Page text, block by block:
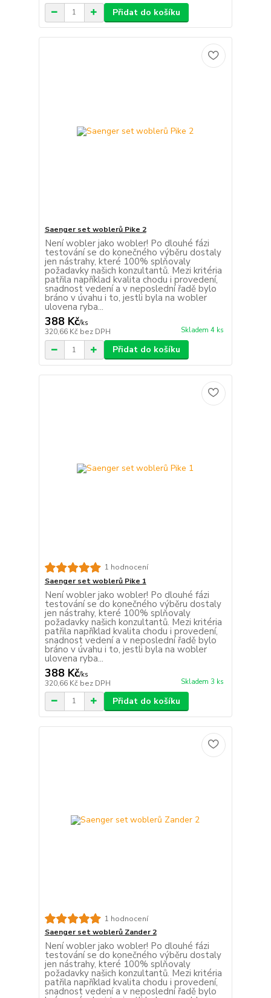
Přidat do košíku
Saenger set woblerů Pike 2
Není wobler jako wobler! Po dlouhé fázi
testování se do konečného výběru dostaly
jen nástrahy, které 100% splňovaly
požadavky našich konzultantů. Mezi kritéria
patřila například kvalita chodu i provedení,
snadnost vedení a v neposlední řadě bylo
bráno v úvahu i to, jestli byla na wobler
ulovena ryba...
388 Kč/ks
320,66 Kč bez DPH Skladem 4 ks
Přidat do košíku
1 hodnocení
Saenger set woblerů Pike 1
Není wobler jako wobler! Po dlouhé fázi
testování se do konečného výběru dostaly
jen nástrahy, které 100% splňovaly
požadavky našich konzultantů. Mezi kritéria
patřila například kvalita chodu i provedení,
snadnost vedení a v neposlední řadě bylo
bráno v úvahu i to, jestli byla na wobler
ulovena ryba...
388 Kč/ks
320,66 Kč bez DPH Skladem 3 ks
Přidat do košíku
1 hodnocení
Saenger set woblerů Zander 2
Není wobler jako wobler! Po dlouhé fázi
testování se do konečného výběru dostaly
jen nástrahy, které 100% splňovaly
požadavky našich konzultantů. Mezi kritéria
patřila například kvalita chodu i provedení,
snadnost vedení a v neposlední řadě bylo